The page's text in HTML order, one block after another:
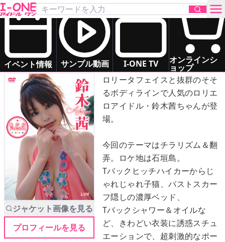
イベント情報 サンプル動画 I-ONE TV オンラインシ
ョップ
お問い合わせ
TOP
DVD
Blu-ray
サンプル動画
イベント情報
アイドル一覧
鈴木 茜
「あかねドロップス」 DVD
小悪魔・茜に翻弄されたい！
ジャケット画像を見る
プロフィールを見る
ロリータフェイスと抜群のそそ
るボディラインで人気のロリエ
ロアイドル・鈴木茜ちゃんが登
場。
今回のテーマはチラリズム＆翻
弄。ロケ地は石垣島。
Tバックヒッチハイカーからじ
ゃれじゃれ子猫、バストスカー
フ隠しの濃厚ベッド、
Tバックシャワー＆オイルな
ど、きわどい衣装に誘惑スチュ
エーションで、超刺激的なポー